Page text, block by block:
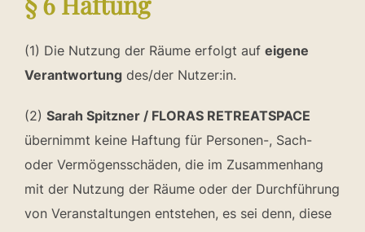
(1) Die Nutzung der Räume erfolgt auf eigene
Verantwortung des/der Nutzer:in.
(2) Sarah Spitzner / FLORAS RETREATSPACE
übernimmt keine Haftung für Personen-, Sach-
oder Vermögensschäden, die im Zusammenhang
mit der Nutzung der Räume oder der Durchführung
von Veranstaltungen entstehen, es sei denn, diese